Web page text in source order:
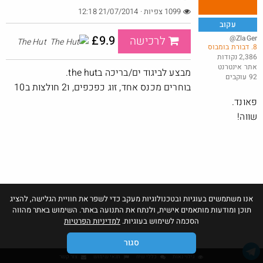
ביחד בשבילך: מילון בבילון AI + מחשבון Casio
₪315.0
12· 366
אנו משתמשים בעוגיות ובטכנולוגיות מעקב כדי לשפר את חוויית הגלישה, להציג
תוכן ומודעות מותאמים אישית, ולנתח את התנועה באתר. השימוש באתר מהווה
הסכמה לשימוש בעוגיות. למדיניות הפרטיות
סגור
עקוב
@ZlaGer
8. דבורת בומבוס
2,386 נקודות
אתר אינטרנט
92 עוקבים
לרכישה £9.9
The Hut
מבצע לביגוד ים/בריכה בthe hut.
בוחרים מכנס אחד, זוג כפכפים, ו2 חולצות ב10
פאונד.
שווה!